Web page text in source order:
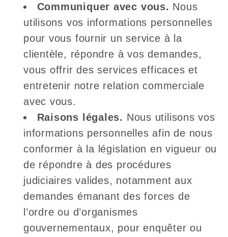
Communiquer avec vous. Nous
utilisons vos informations personnelles
pour vous fournir un service à la
clientèle, répondre à vos demandes,
vous offrir des services efficaces et
entretenir notre relation commerciale
avec vous.
Raisons légales. Nous utilisons vos
informations personnelles afin de nous
conformer à la législation en vigueur ou
de répondre à des procédures
judiciaires valides, notamment aux
demandes émanant des forces de
l’ordre ou d’organismes
gouvernementaux, pour enquêter ou